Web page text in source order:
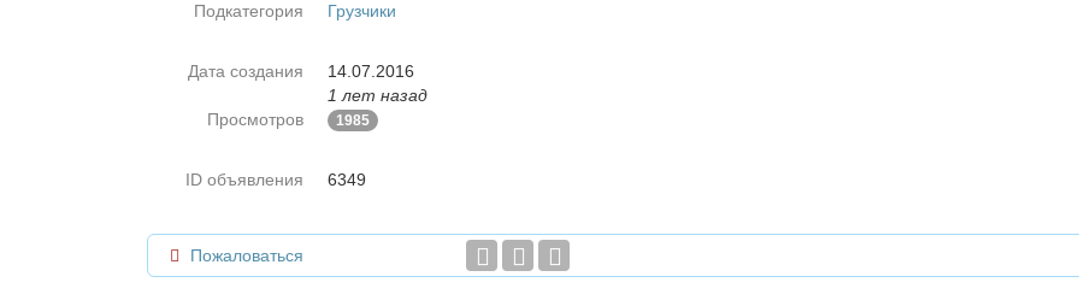
Подкатегория
Грузчики
Дата создания
14.07.2016
1 лет назад
Просмотров
1985
ID объявления 6349
Пожаловаться